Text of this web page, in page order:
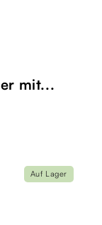
mit...
Auf Lager